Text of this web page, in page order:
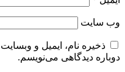
وب‌ سایت
ذخیره نام، ایمیل و
دوباره دیدگاهی می‌نویسم.